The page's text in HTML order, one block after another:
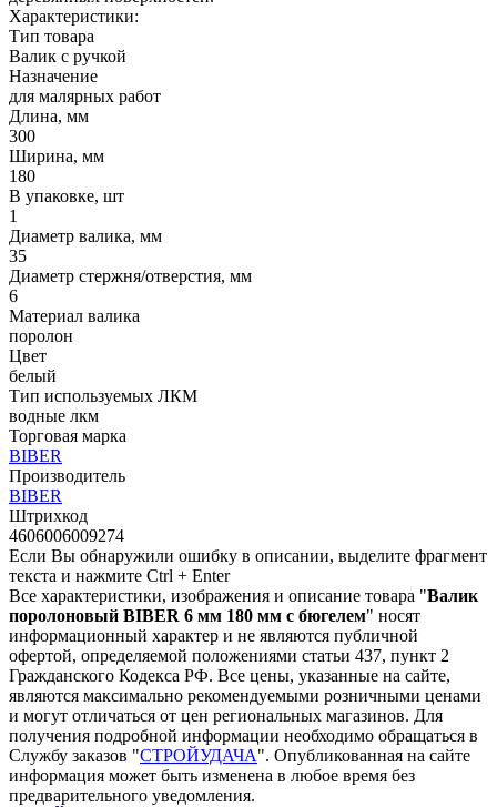
Характеристики:
Тип товара
Валик с ручкой
Назначение
для малярных работ
Длина, мм
300
Ширина, мм
180
В упаковке, шт
1
Диаметр валика, мм
35
Диаметр стержня/отверстия, мм
6
Материал валика
поролон
Цвет
белый
Тип используемых ЛКМ
водные лкм
Торговая марка
BIBER
Производитель
BIBER
Штрихкод
4606006009274
Если Вы обнаружили ошибку в описании, выделите фрагмент
текста и нажмите Ctrl + Enter
Все характеристики, изображения и описание товара "Валик
поролоновый BIBER 6 мм 180 мм с бюгелем" носят
информационный характер и не являются публичной
офертой, определяемой положениями статьи 437, пункт 2
Гражданского Кодекса РФ. Все цены, указанные на сайте,
являются максимально рекомендуемыми розничными ценами
и могут отличаться от цен региональных магазинов. Для
получения подробной информации необходимо обращаться в
Службу заказов "СТРОЙУДАЧА". Опубликованная на сайте
информация может быть изменена в любое время без
предварительного уведомления.